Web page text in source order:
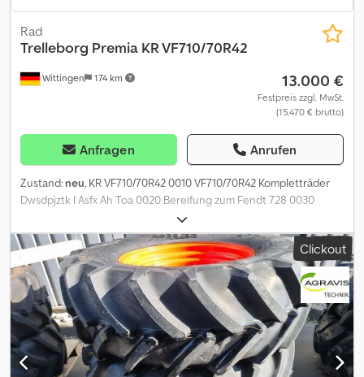
Wittingen 174 km
Rad
Trelleborg Premia KR VF710/70R42
13.000 €
Festpreis zzgl. MwSt.
(15.470 € brutto)
Anfragen Anrufen
Zustand: neu, KR VF710/70R42 0010 VF710/70R42 Kompletträder
Dwsdpjztk I Asfx Ah Toa 0020 Bereifung zum Fendt 728 0030
Clickout